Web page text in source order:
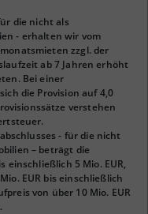
die nicht als
- erhalten wir vom
zzgl. der
ab 7 Jahren erhöht
Bei einer
die Provision auf 4,0
verstehen
- für die nicht
– beträgt die
einschließlich 5 Mio. EUR,
EUR bis einschließlich
von über 10 Mio. EUR